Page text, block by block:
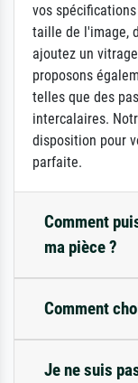
vos
taille de l'image,
ajoutez un
proposons
telles que des
intercalaires.
disposition pour
parfaite.
Comment
ma pièce ?
Comment
Je ne suis